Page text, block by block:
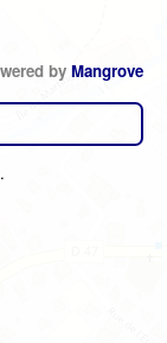
by Mangrove